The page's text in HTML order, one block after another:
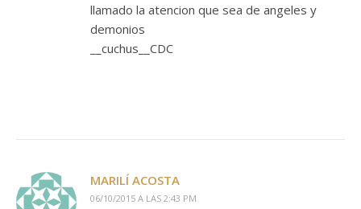
llamado la atencion que sea de angeles y
demonios
__cuchus__CDC
MARILÍ ACOSTA
06/10/2015 A LAS 2:43 PM